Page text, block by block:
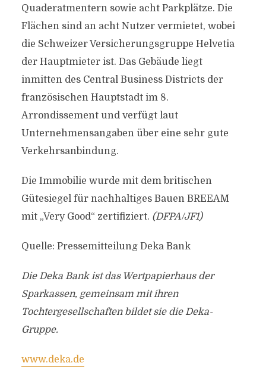
Quaderatmentern sowie acht Parkplätze. Die
Flächen sind an acht Nutzer vermietet, wobei
die Schweizer Versicherungsgruppe Helvetia
der Hauptmieter ist. Das Gebäude liegt
inmitten des Central Business Districts der
französischen Hauptstadt im 8.
Arrondissement und verfügt laut
Unternehmensangaben über eine sehr gute
Verkehrsanbindung.
Die Immobilie wurde mit dem britischen
Gütesiegel für nachhaltiges Bauen BREEAM
mit „Very Good“ zertifiziert. (DFPA/JF1)
Quelle: Pressemitteilung Deka Bank
Die Deka Bank ist das Wertpapierhaus der
Sparkassen, gemeinsam mit ihren
Tochtergesellschaften bildet sie die Deka-
Gruppe.
www.deka.de